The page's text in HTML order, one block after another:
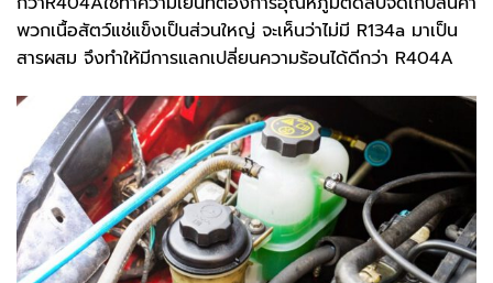
พวกเนื้อสัตว์แช่แข็งเป็นส่วนใหญ่ จะเห็นว่าไม่มี R134a มาเป็น
สารผสม จึงทำให้มีการแลกเปลี่ยนความร้อนได้ดีกว่า R404A